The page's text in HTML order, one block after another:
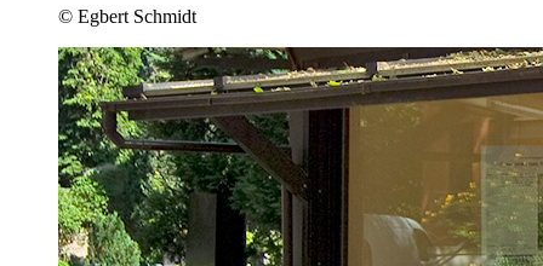
© Egbert Schmidt